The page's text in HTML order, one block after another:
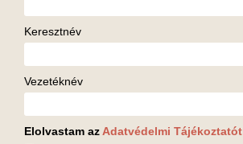
Keresztnév
Vezetéknév
Elolvastam az Adatvédelmi Tájékoztatót